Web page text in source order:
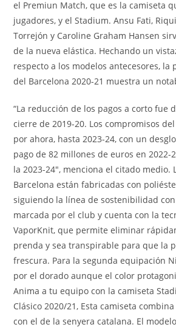
el Premiun Match, que es la camiseta
jugadores, y el Stadium. Ansu Fati,
Torrejón y Caroline Graham Hansen
de la nueva elástica. Hechando un
respecto a los modelos antecesores, la
del Barcelona 2020-21 muestra un
“La reducción de los pagos a corto fue
cierre de 2019-20. Los compromisos
por ahora, hasta 2023-24, con un
pago de 82 millones de euros en 2022-
la 2023-24″, menciona el citado medio.
Barcelona están fabricadas con
siguiendo la línea de sostenibilidad
marcada por el club y cuenta con la
VaporKnit, que permite eliminar
prenda y sea transpirable para que la
frescura. Para la segunda equipación
por el dorado aunque el color
Anima a tu equipo con la camiseta
Clásico 2020/21, Esta camiseta
con el de la senyera catalana. El